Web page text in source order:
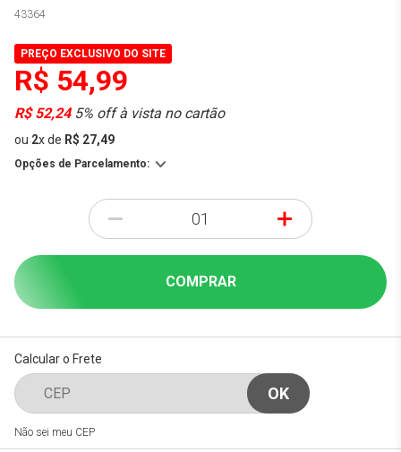
43364
PREÇO EXCLUSIVO DO SITE
R$ 54,99
R$ 52,245% off à vista no cartão
ou 2xde R$ 27,49
Opções de Parcelamento:
- +
COMPRAR
Calcular o Frete
Não sei meu CEP